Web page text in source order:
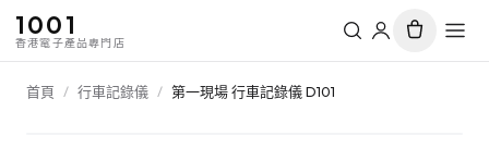
1001
香港電子產品專門店
首頁 / 行車記錄儀 / 第一現場 行車記錄儀 D101